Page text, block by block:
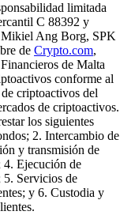
limitada
C 88392 y
Ang Borg, SPK
de Crypto.com,
de Malta
conforme al
criptoactivos del
de criptoactivos.
los siguientes
2. Intercambio de
y transmisión de
4. Ejecución de
5. Servicios de
y 6. Custodia y